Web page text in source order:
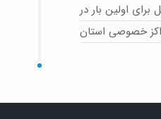
اولین بار در
خصوصی استان